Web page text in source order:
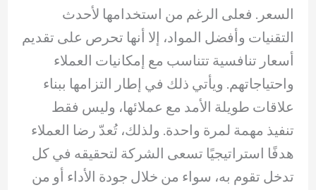
السعر. فعلى الرغم من استخدامها لأحدث
التقنيات وأفضل المواد، إلا أنها تحرص على تقديم
أسعار تنافسية تتناسب مع إمكانيات العملاء
واحتياجاتهم. ويأتي ذلك في إطار التزامها ببناء
علاقات طويلة الأمد مع عملائها، وليس فقط
تنفيذ مهمة لمرة واحدة. ولذلك، تُعدّ رضا العملاء
هدفًا استراتيجيًا تسعى الشركة لتحقيقه في كل
تدخل تقوم به، سواء من خلال جودة الأداء أو من